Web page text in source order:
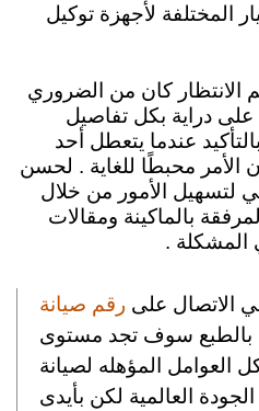
المختلفة لأجهزة توكيل
الانتظار كان من الضروري
دراية بكل تفاصيل
بالتأكيد عندما يتعطل أحد
الأمر محبطًا للغاية . لحسن
لتسهيل الأمور من خلال
بالماكينة ومقالات
المشكلة .
الاتصال على رقم صيانة
بالطبع سوف تجد مستوى
العوامل المؤهله لصيانة
الجودة العالمية لكن بأيدى